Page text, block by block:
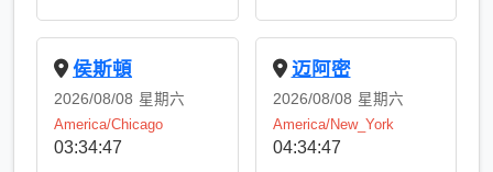
侯斯頓
2026/08/08 星期六
America/Chicago
03:34:47
迈阿密
2026/08/08 星期六
America/New_York
04:34:47